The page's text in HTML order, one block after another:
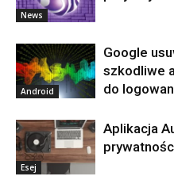
News
Android
Google
szkodliwe
do
Esej
Aplikacja